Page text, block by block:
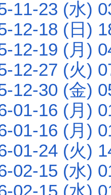
11-23 (水)
12-18 (日)
12-19 (月)
12-27 (火)
12-30 (金)
01-16 (月)
01-16 (月)
01-24 (火)
02-15 (水)
02-15 (水)